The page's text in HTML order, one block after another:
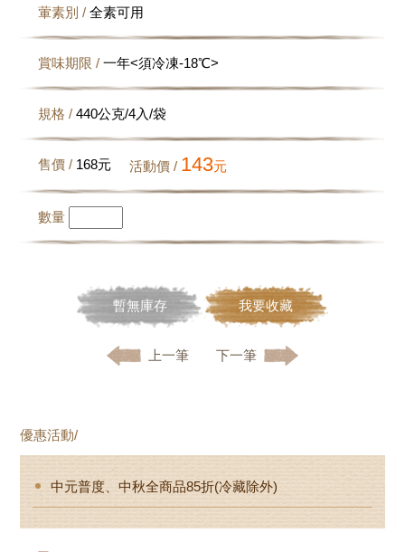
葷素別 / 全素可用
賞味期限 / 一年<須冷凍-18℃>
規格 / 440公克/4入/袋
售價 / 168元 活動價 / 143元
數量
暫無庫存 我要收藏
上一筆 下一筆
優惠活動/
中元普度、中秋全商品85折(冷藏除外)